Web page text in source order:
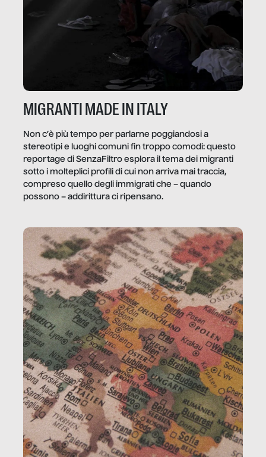
MIGRANTI MADE IN ITALY
Non c’è più tempo per parlarne poggiandosi a
stereotipi e luoghi comuni fin troppo comodi: questo
reportage di SenzaFiltro esplora il tema dei migranti
sotto i molteplici profili di cui non arriva mai traccia,
compreso quello degli immigrati che – quando
possono – addirittura ci ripensano.